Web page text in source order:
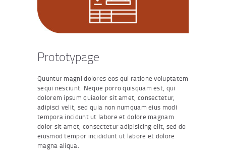
Prototypage
Quuntur magni dolores eos qui ratione voluptatem
sequi nesciunt. Neque porro quisquam est, qui
dolorem ipsum quiaolor sit amet, consectetur,
adipisci velit, sed quia non numquam eius modi
tempora incidunt ut labore et dolore magnam
dolor sit amet, consectetur adipisicing elit, sed do
eiusmod tempor incididunt ut labore et dolore
magna aliqua.